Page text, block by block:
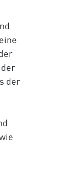
der